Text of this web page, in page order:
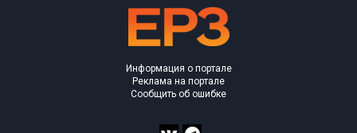
Информация о портале
Реклама на портале
Сообщить об ошибке